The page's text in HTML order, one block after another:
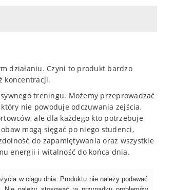
działaniu. Czyni to produkt bardzo
koncentracji.
treningu. Możemy przeprowadzać
nie powoduje odczuwania zejścia,
ale dla każdego kto potrzebuje
mogą sięgać po niego studenci,
do zapamiętywania oraz wszystkie
energii i witalność do końca dnia.